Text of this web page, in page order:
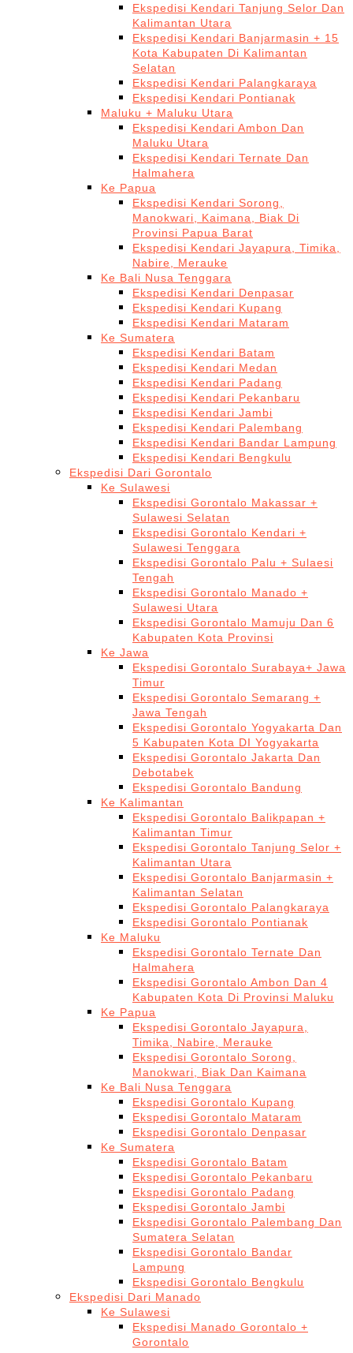
Ekspedisi Kendari Tanjung Selor Dan
Kalimantan Utara
Ekspedisi Kendari Banjarmasin + 15
Kota Kabupaten Di Kalimantan
Selatan
Ekspedisi Kendari Palangkaraya
Ekspedisi Kendari Pontianak
Maluku + Maluku Utara
Ekspedisi Kendari Ambon Dan
Maluku Utara
Ekspedisi Kendari Ternate Dan
Halmahera
Ke Papua
Ekspedisi Kendari Sorong,
Manokwari, Kaimana, Biak Di
Provinsi Papua Barat
Ekspedisi Kendari Jayapura, Timika,
Nabire, Merauke
Ke Bali Nusa Tenggara
Ekspedisi Kendari Denpasar
Ekspedisi Kendari Kupang
Ekspedisi Kendari Mataram
Ke Sumatera
Ekspedisi Kendari Batam
Ekspedisi Kendari Medan
Ekspedisi Kendari Padang
Ekspedisi Kendari Pekanbaru
Ekspedisi Kendari Jambi
Ekspedisi Kendari Palembang
Ekspedisi Kendari Bandar Lampung
Ekspedisi Kendari Bengkulu
Ekspedisi Dari Gorontalo
Ke Sulawesi
Ekspedisi Gorontalo Makassar +
Sulawesi Selatan
Ekspedisi Gorontalo Kendari +
Sulawesi Tenggara
Ekspedisi Gorontalo Palu + Sulaesi
Tengah
Ekspedisi Gorontalo Manado +
Sulawesi Utara
Ekspedisi Gorontalo Mamuju Dan 6
Kabupaten Kota Provinsi
Ke Jawa
Ekspedisi Gorontalo Surabaya+ Jawa
Timur
Ekspedisi Gorontalo Semarang +
Jawa Tengah
Ekspedisi Gorontalo Yogyakarta Dan
5 Kabupaten Kota DI Yogyakarta
Ekspedisi Gorontalo Jakarta Dan
Debotabek
Ekspedisi Gorontalo Bandung
Ke Kalimantan
Ekspedisi Gorontalo Balikpapan +
Kalimantan Timur
Ekspedisi Gorontalo Tanjung Selor +
Kalimantan Utara
Ekspedisi Gorontalo Banjarmasin +
Kalimantan Selatan
Ekspedisi Gorontalo Palangkaraya
Ekspedisi Gorontalo Pontianak
Ke Maluku
Ekspedisi Gorontalo Ternate Dan
Halmahera
Ekspedisi Gorontalo Ambon Dan 4
Kabupaten Kota Di Provinsi Maluku
Ke Papua
Ekspedisi Gorontalo Jayapura,
Timika, Nabire, Merauke
Ekspedisi Gorontalo Sorong,
Manokwari, Biak Dan Kaimana
Ke Bali Nusa Tenggara
Ekspedisi Gorontalo Kupang
Ekspedisi Gorontalo Mataram
Ekspedisi Gorontalo Denpasar
Ke Sumatera
Ekspedisi Gorontalo Batam
Ekspedisi Gorontalo Pekanbaru
Ekspedisi Gorontalo Padang
Ekspedisi Gorontalo Jambi
Ekspedisi Gorontalo Palembang Dan
Sumatera Selatan
Ekspedisi Gorontalo Bandar
Lampung
Ekspedisi Gorontalo Bengkulu
Ekspedisi Dari Manado
Ke Sulawesi
Ekspedisi Manado Gorontalo +
Gorontalo